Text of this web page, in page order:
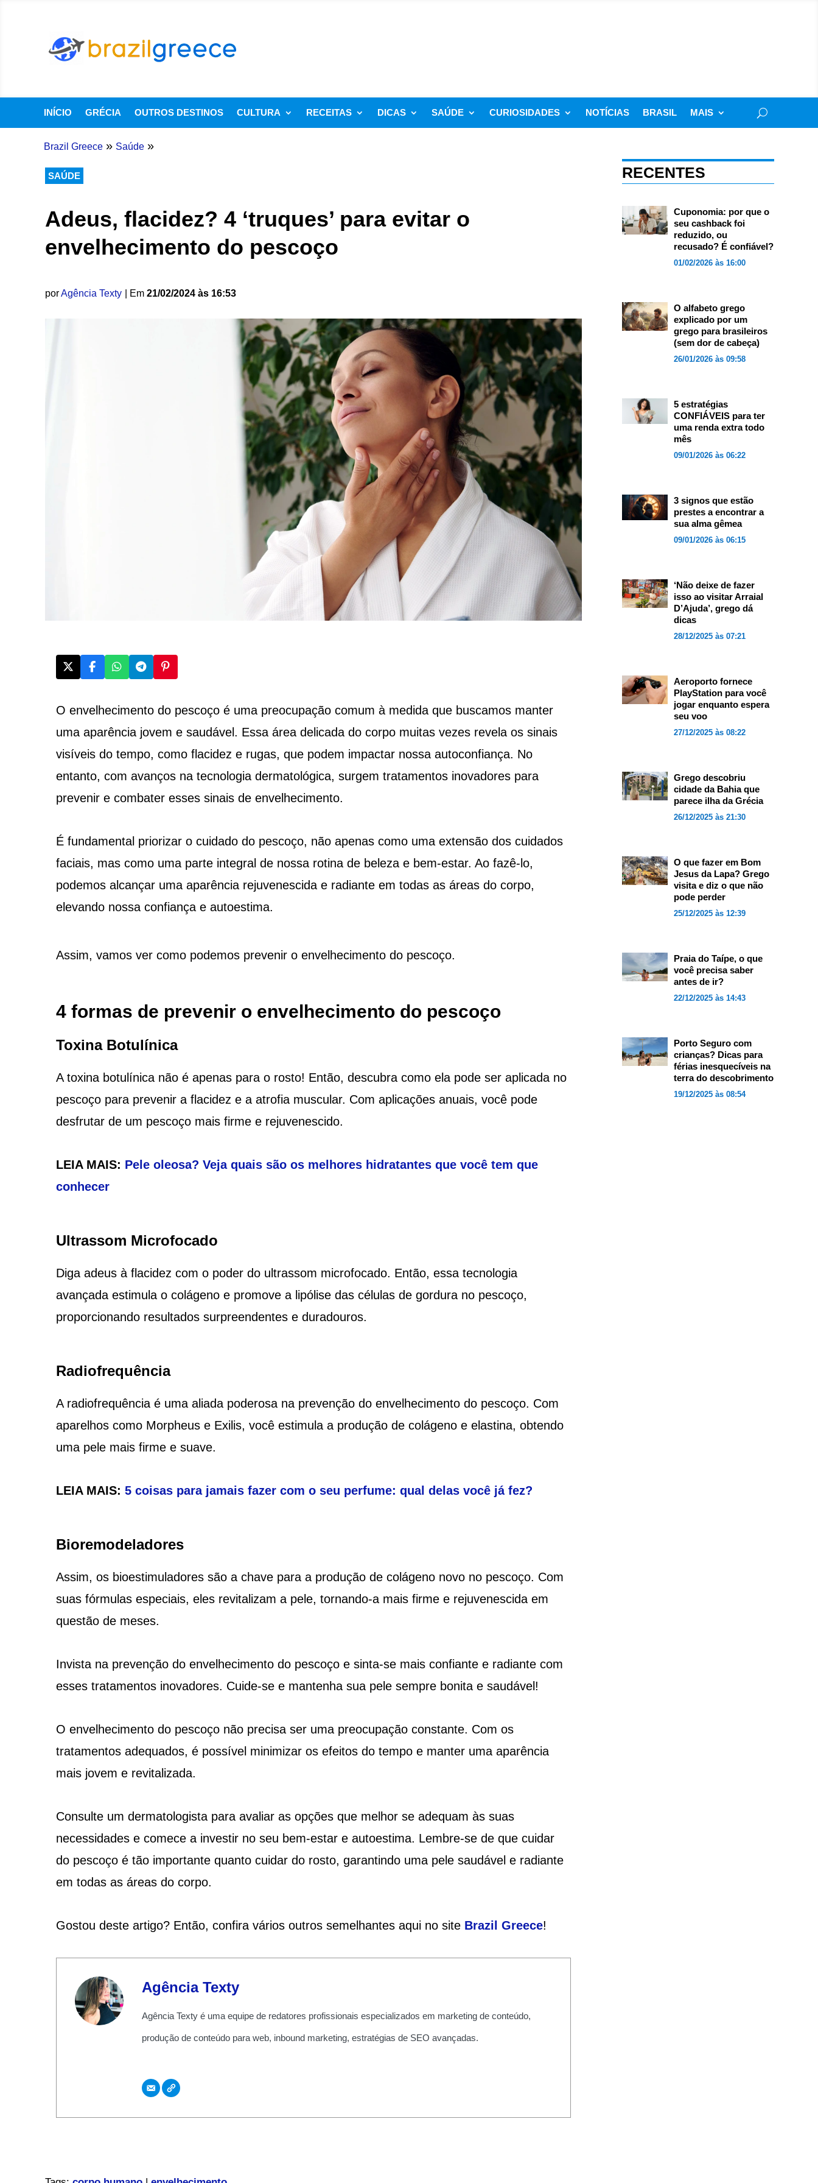
INÍCIO GRÉCIA OUTROS DESTINOS CULTURA RECEITAS DICAS SAÚDE CURIOSIDADES NOTÍCIAS BRASIL MAIS
Brazil Greece » Saúde »
SAÚDE
Adeus, flacidez? 4 ‘truques’ para evitar o
envelhecimento do pescoço
porAgência Texty | Em 21/02/2024 às 16:53
O envelhecimento do pescoço é uma preocupação comum à medida que buscamos manter
uma aparência jovem e saudável. Essa área delicada do corpo muitas vezes revela os sinais
visíveis do tempo, como flacidez e rugas, que podem impactar nossa autoconfiança. No
entanto, com avanços na tecnologia dermatológica, surgem tratamentos inovadores para
prevenir e combater esses sinais de envelhecimento.
É fundamental priorizar o cuidado do pescoço, não apenas como uma extensão dos cuidados
faciais, mas como uma parte integral de nossa rotina de beleza e bem-estar. Ao fazê-lo,
podemos alcançar uma aparência rejuvenescida e radiante em todas as áreas do corpo,
elevando nossa confiança e autoestima.
Assim, vamos ver como podemos prevenir o envelhecimento do pescoço.
4 formas de prevenir o envelhecimento do pescoço
Toxina Botulínica
A toxina botulínica não é apenas para o rosto! Então, descubra como ela pode ser aplicada no
pescoço para prevenir a flacidez e a atrofia muscular. Com aplicações anuais, você pode
desfrutar de um pescoço mais firme e rejuvenescido.
LEIA MAIS: Pele oleosa? Veja quais são os melhores hidratantes que você tem que
conhecer
Ultrassom Microfocado
Diga adeus à flacidez com o poder do ultrassom microfocado. Então, essa tecnologia
avançada estimula o colágeno e promove a lipólise das células de gordura no pescoço,
proporcionando resultados surpreendentes e duradouros.
Radiofrequência
A radiofrequência é uma aliada poderosa na prevenção do envelhecimento do pescoço. Com
aparelhos como Morpheus e Exilis, você estimula a produção de colágeno e elastina, obtendo
uma pele mais firme e suave.
LEIA MAIS: 5 coisas para jamais fazer com o seu perfume: qual delas você já fez?
Bioremodeladores
Assim, os bioestimuladores são a chave para a produção de colágeno novo no pescoço. Com
suas fórmulas especiais, eles revitalizam a pele, tornando-a mais firme e rejuvenescida em
questão de meses.
Invista na prevenção do envelhecimento do pescoço e sinta-se mais confiante e radiante com
esses tratamentos inovadores. Cuide-se e mantenha sua pele sempre bonita e saudável!
O envelhecimento do pescoço não precisa ser uma preocupação constante. Com os
tratamentos adequados, é possível minimizar os efeitos do tempo e manter uma aparência
mais jovem e revitalizada.
Consulte um dermatologista para avaliar as opções que melhor se adequam às suas
necessidades e comece a investir no seu bem-estar e autoestima. Lembre-se de que cuidar
do pescoço é tão importante quanto cuidar do rosto, garantindo uma pele saudável e radiante
em todas as áreas do corpo.
Gostou deste artigo? Então, confira vários outros semelhantes aqui no site Brazil Greece!
Agência Texty
Agência Texty é uma equipe de redatores profissionais especializados em marketing de conteúdo,
produção de conteúdo para web, inbound marketing, estratégias de SEO avançadas.
RECENTES
Cuponomia: por que o
seu cashback foi
reduzido, ou
recusado? É confiável?
01/02/2026 às 16:00
O alfabeto grego
explicado por um
grego para brasileiros
(sem dor de cabeça)
26/01/2026 às 09:58
5 estratégias
CONFIÁVEIS para ter
uma renda extra todo
mês
09/01/2026 às 06:22
3 signos que estão
prestes a encontrar a
sua alma gêmea
09/01/2026 às 06:15
‘Não deixe de fazer
isso ao visitar Arraial
D’Ajuda’, grego dá
dicas
28/12/2025 às 07:21
Aeroporto fornece
PlayStation para você
jogar enquanto espera
seu voo
27/12/2025 às 08:22
Grego descobriu
cidade da Bahia que
parece ilha da Grécia
26/12/2025 às 21:30
O que fazer em Bom
Jesus da Lapa? Grego
visita e diz o que não
pode perder
25/12/2025 às 12:39
Praia do Taípe, o que
você precisa saber
antes de ir?
22/12/2025 às 14:43
Porto Seguro com
crianças? Dicas para
férias inesquecíveis na
terra do descobrimento
19/12/2025 às 08:54